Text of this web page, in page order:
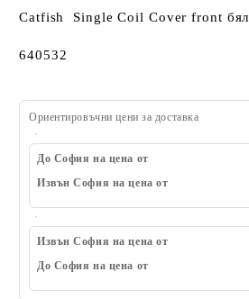
Catfish Single Coil Cover front бял
640532
Ориентировъчни цени за доставка
До София на цена от
Извън София на цена от
Извън София на цена от
До София на цена от